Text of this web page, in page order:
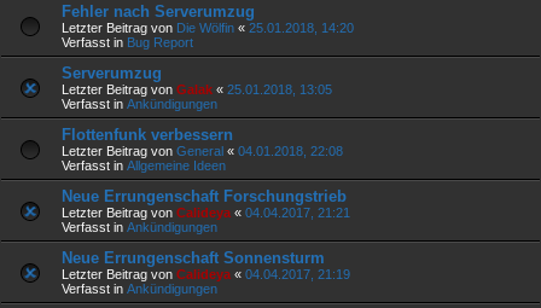
Fehler nach Serverumzug
Letzter Beitrag von Die Wölfin « 25.01.2018, 14:20
Verfasst in Bug Report
Serverumzug
Letzter Beitrag von Galak « 25.01.2018, 13:05
Verfasst in Ankündigungen
Flottenfunk verbessern
Letzter Beitrag von General « 04.01.2018, 22:08
Verfasst in Allgemeine Ideen
Neue Errungenschaft Forschungstrieb
Letzter Beitrag von Calideya « 04.04.2017, 21:21
Verfasst in Ankündigungen
Neue Errungenschaft Sonnensturm
Letzter Beitrag von Calideya « 04.04.2017, 21:19
Verfasst in Ankündigungen